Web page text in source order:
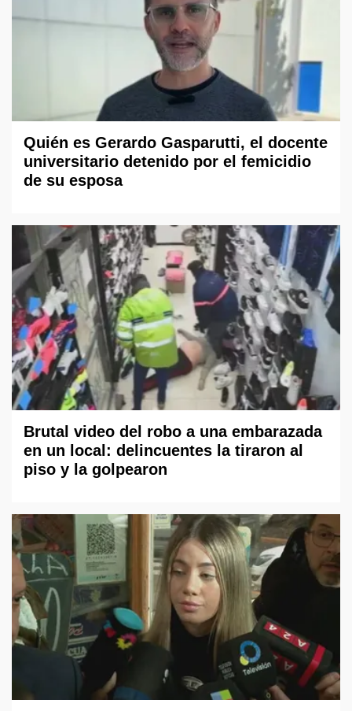
Quién es Gerardo Gasparutti, el docente
universitario detenido por el femicidio
de su esposa
Brutal video del robo a una embarazada
en un local: delincuentes la tiraron al
piso y la golpearon